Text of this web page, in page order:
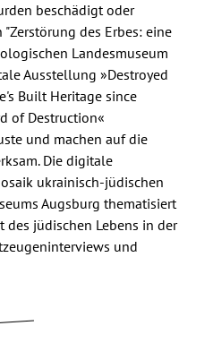
beschädigt oder
des Erbes: eine
Landesmuseum
Ausstellung »Destroyed
Built Heritage since
of Destruction«
und machen auf die
Die digitale
ukrainisch-jüdischen
Augsburg thematisiert
jüdischen Lebens in der
und